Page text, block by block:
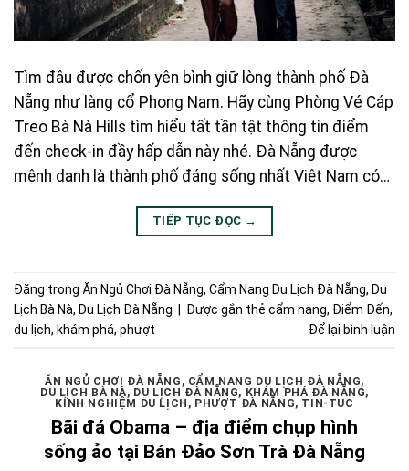
Tìm đâu được chốn yên bình giữ lòng thành phố Đà
Nẵng như làng cổ Phong Nam. Hãy cùng Phòng Vé Cáp
Treo Bà Nà Hills tìm hiểu tất tần tật thông tin điểm
đến check-in đầy hấp dẫn này nhé. Đà Nẵng được
mệnh danh là thành phố đáng sống nhất Việt Nam có…
TIẾP TỤC ĐỌC →
Đăng trong Ăn Ngủ Chơi Đà Nẵng, Cẩm Nang Du Lịch Đà Nẵng, Du
Lịch Bà Nà, Du Lịch Đà Nẵng Được gắn thẻ cẩm nang, Điểm Đến,
du lịch, khám phá, phượt Để lại bình luận
ĂN NGỦ CHƠI ĐÀ NẴNG , CẨM NANG DU LỊCH ĐÀ NẴNG,
DU LỊCH BÀ NÀ, DU LỊCH ĐÀ NẴNG, KHÁM PHÁ ĐÀ NẴNG,
KÍNH NGHIỆM DU LỊCH , PHƯỢT ĐÀ NẴNG, TIN-TUC
Bãi đá Obama – địa điểm chụp hình
sống ảo tại Bán Đảo Sơn Trà Đà Nẵng